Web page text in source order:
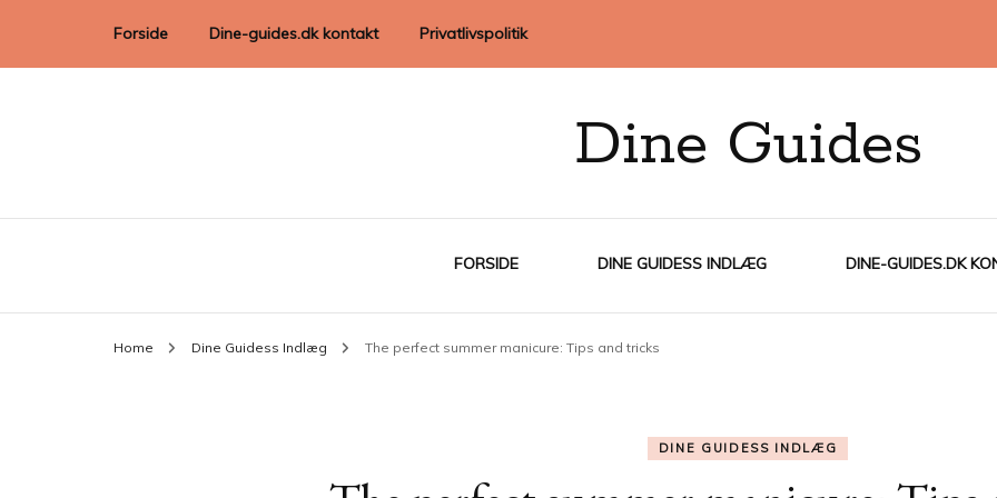
Forside Dine-guides.dk kontakt Privatlivspolitik
Dine Guides
FORSIDE DINE GUIDESS INDLÆG DINE-GUIDES.DK
Home Dine Guidess Indlæg The perfect summer manicure: Tips and tricks
DINE GUIDESS INDLÆG